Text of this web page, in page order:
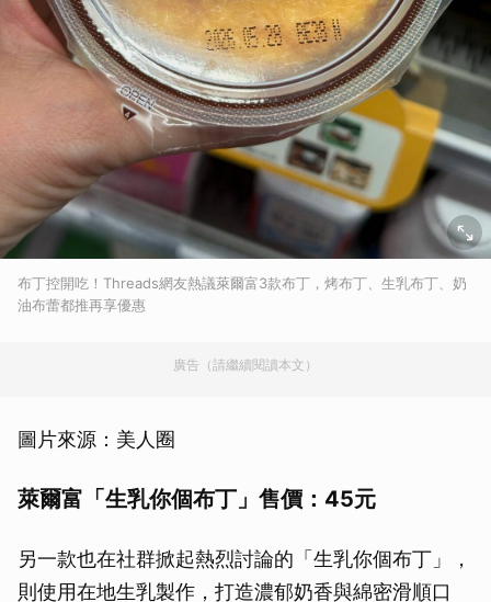
布丁控開吃！Threads網友熱議萊爾富3款布丁，烤布丁、生乳布丁、奶
油布蕾都推再享優惠
廣告（請繼續閱讀本文）
圖片來源：美人圈
萊爾富「生乳你個布丁」售價：45元
另一款也在社群掀起熱烈討論的「生乳你個布丁」，
則使用在地生乳製作，打造濃郁奶香與綿密滑順口